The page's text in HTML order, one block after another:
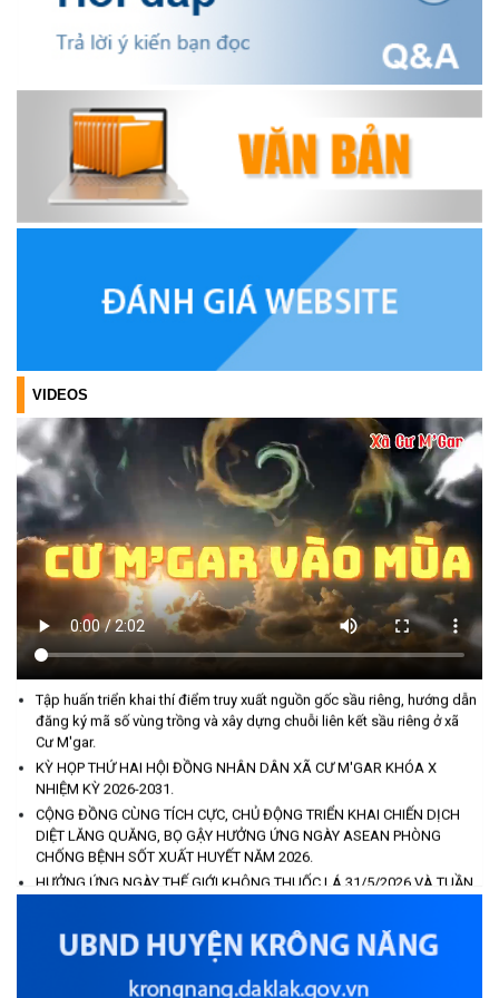
(17/07/2026)
TRIỂN KHAI, GIAO NHIỆM VỤ TÌM KIẾM, QUY TẬP VÀ XÁC ĐỊNH
DANH TÍNH HÀI CỐT LIỆT SĨ
(27/07/2026)
HỘI LIÊN HIỆP PHỤ NỮ XÃ THĂM, TẶNG QUÀ CÁC GIA ĐÌNH
CHÍNH SÁCH NHÂN NGÀY THƯƠNG BINH - LIỆT SĨ 27/7
(27/07/2026)
HỘI NGƯỜI CAO TUỔI XÃ CƯ M’GAR: SƠ KẾT CÔNG TÁC HỘI 6
THÁNG ĐẦU NĂM VÀ KIỆN TOÀN TỔ CHỨC CHI HỘI SAU SÁP
XÃ CƯ M’GAR: TỔ CHỨC ĐOÀN DÂNG HƯƠNG, VIẾNG NGHĨA
TRANG LIỆT SĨ NHÂN KỶ NIỆM 79 NĂM NGÀY THƯƠNG BINH -
LIỆT SĨ (27/7/1947 – 27/7/2026)
(27/07/2026)
ĐỒNG CHÍ PHAN XUÂN LỰC - CHỦ TỊCH UBND XÃ CƯ M’GAR
THĂM, TẶNG QUÀ GIA ĐÌNH CHÍNH SÁCH NHÂN KỶ NIỆM 79
NĂM NGÀY THƯƠNG BINH - LIỆT SĨ
(27/07/2026)
Phát biểu bế mạc Hội nghị Trung ương 3, khóa XIV của Tổng Bí
thư, Chủ tịch nước Tô Lâm
(26/07/2026)
NGÂN HÀNG CHÍNH SÁCH XÃ HỘI CƯ M’GAR: TỔ CHỨC CHO
VAY KÝ QUỸ ĐỐI VỚI NGƯỜI LAO ĐỘNG ĐI LÀM VIỆC TẠI HÀN
QUỐC
(24/07/2026)
HỘI NÔNG DÂN XÃ CƯ M’GAR ĐẠI DIỆN TỈNH ĐẮK LẮK QUẢNG
OCOP TỈNH KHÁNH HÒA NĂM 2026
(18/07/2026)
VIDEOS
XÂY DỰNG ĐẢNG VÀ HỆ THỐNG CHÍNH TRỊ TRONG SẠCH, VỮNG
MẠNH.
đăng ký mã số vùng trồng và xây dựng chuỗi liên kết sầu riêng ở xã
Cư M'gar.
KỲ HỌP THỨ HAI HỘI ĐỒNG NHÂN DÂN XÃ CƯ M'GAR KHÓA X
NHIỆM KỲ 2026-2031.
CỘNG ĐỒNG CÙNG TÍCH CỰC, CHỦ ĐỘNG TRIỂN KHAI CHIẾN DỊCH
DIỆT LĂNG QUĂNG, BỌ GẬY HƯỞNG ỨNG NGÀY ASEAN PHÒNG
CHỐNG BỆNH SỐT XUẤT HUYẾT NĂM 2026.
HƯỞNG ỨNG NGÀY THẾ GIỚI KHÔNG THUỐC LÁ 31/5/2026 VÀ TUẦN
LỄ QUỐC GIA KHÔNG THUỐC LÁ (25 - 31/5/2026)
TRONG DỊP HÈ.
Các biện pháp phòng tránh an toàn điện